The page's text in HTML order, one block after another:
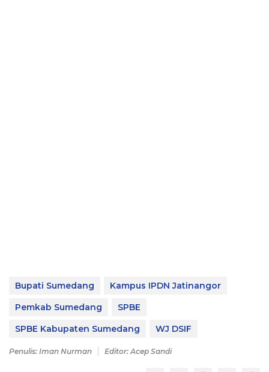
Bupati Sumedang
Kampus IPDN Jatinangor
Pemkab Sumedang
SPBE
SPBE Kabupaten Sumedang
WJ DSIF
Penulis: Iman Nurman Editor: Acep Sandi